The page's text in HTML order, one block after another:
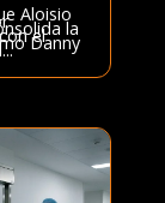
Aloisio
la
el
Danny